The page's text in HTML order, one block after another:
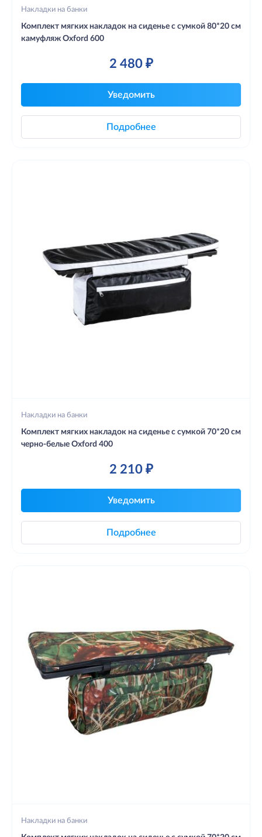
Накладки на банки
Комплект мягких накладок на сиденье с сумкой 80*20 см
камуфляж Oxford 600
2 480 ₽
Уведомить
Подробнее
Накладки на банки
Комплект мягких накладок на сиденье с сумкой 70*20 см
черно-белые Oxford 400
2 210 ₽
Уведомить
Подробнее
Накладки на банки